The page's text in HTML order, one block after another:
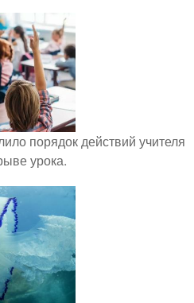
порядок действий учителя
урока.